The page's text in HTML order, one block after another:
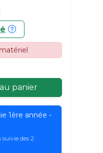
panier
1ère année -
des 2